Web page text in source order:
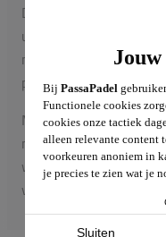
De HEAD Speed
uit, maar zijn ook
modern en stijlvol
professionele
Met een HEAD Speed
met meer controle. Of
wedstrijden meedoet,
voor kwaliteit en